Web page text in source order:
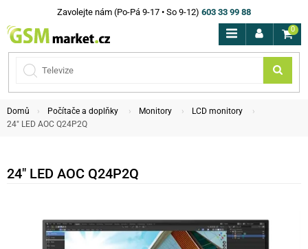
Zavolejte nám (Po-Pá 9-17 • So 9-12) 603 33 99 88
0
Domů Počítače a doplňky Monitory
LCD monitory
24" LED AOC Q24P2Q
24" LED AOC Q24P2Q